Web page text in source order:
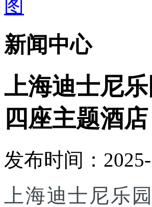
新闻中心
上海迪士尼
四座主题酒店
发布时间：
上海迪士尼乐